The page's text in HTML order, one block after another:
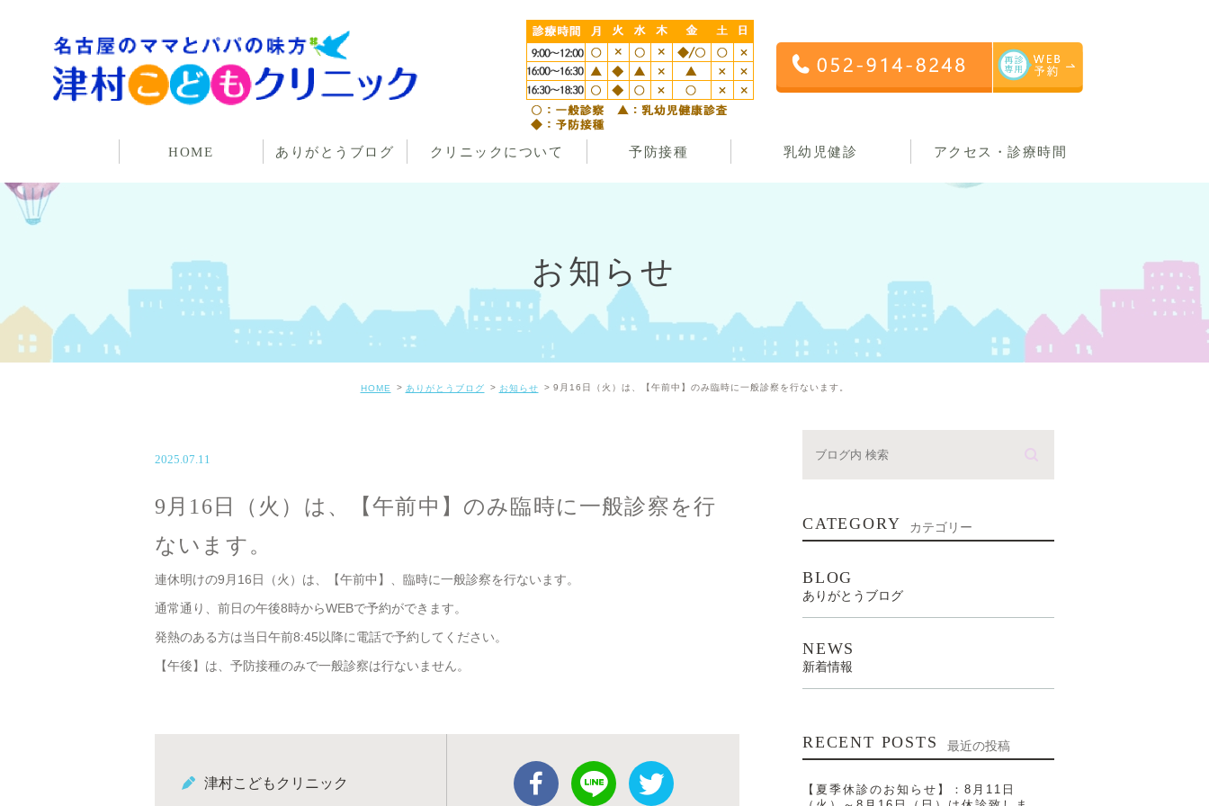
HOME ありがとうブログ クリニックについて 予防接種 乳幼児健診 アクセス・診療時間
お知らせ
HOME ありがとうブログ お知らせ 9月16日（火）は、【午前中】のみ臨時に一般診察を行ないます。
2025.07.11
9月16日（火）は、【午前中】のみ臨時に一般診察を行
ないます。
連休明けの9月16日（火）は、【午前中】、臨時に一般診察を行ないます。
通常通り、前日の午後8時からWEBで予約ができます。
発熱のある方は当日午前8:45以降に電話で予約してください。
【午後】は、予防接種のみで一般診察は行ないません。
津村こどもクリニック
CATEGORY カテゴリー
BLOG
ありがとうブログ
NEWS
新着情報
RECENT POSTS 最近の投稿
【夏季休診のお知らせ】：8月11日